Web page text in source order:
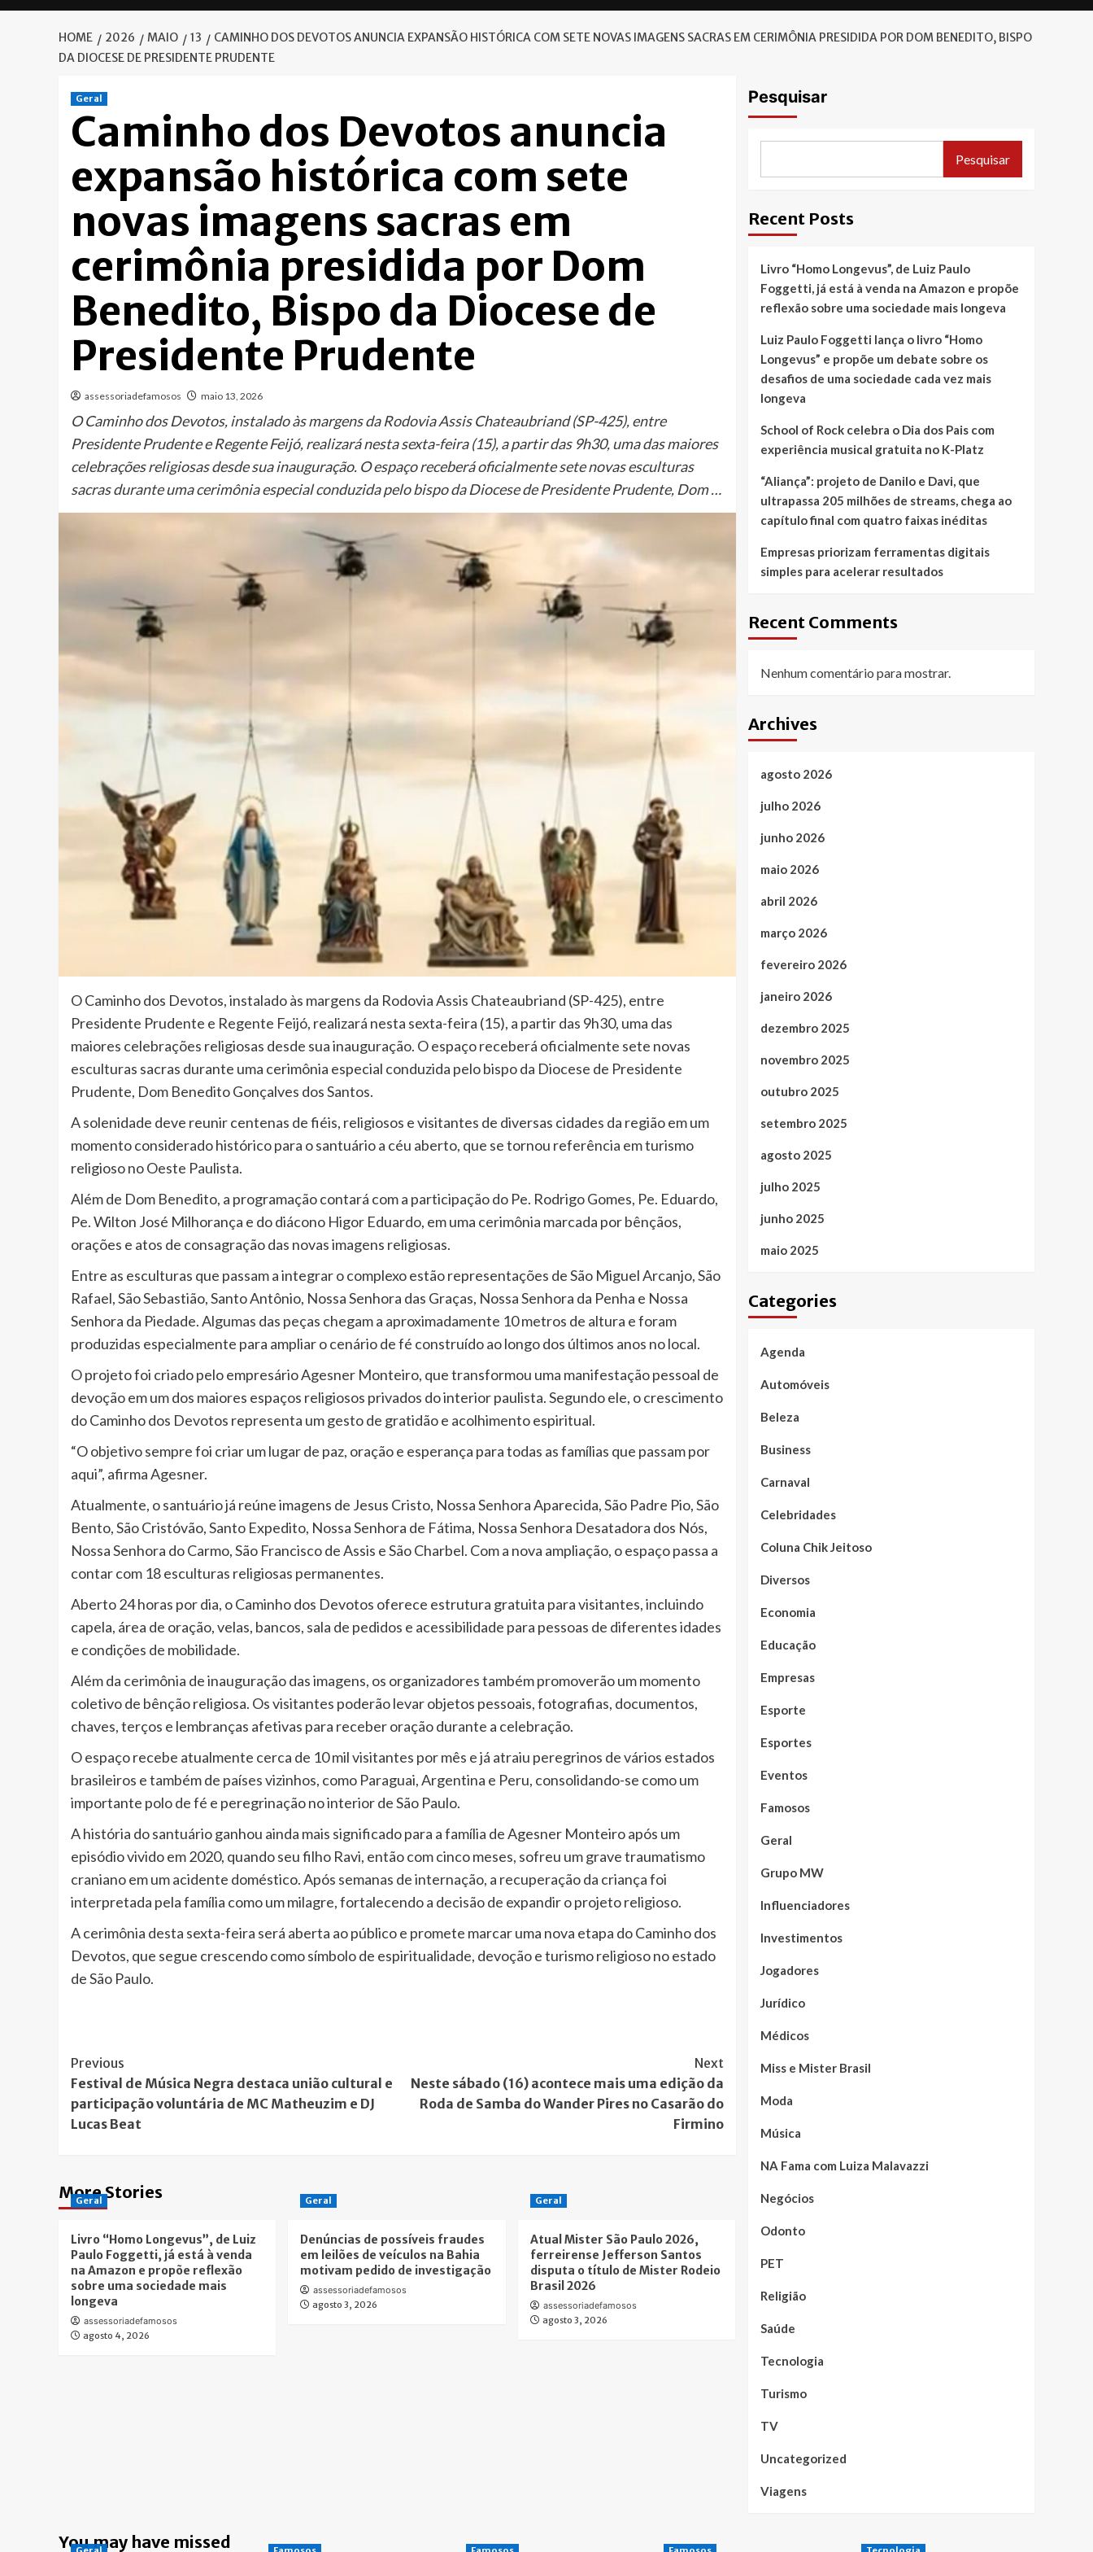
HOME 2026 MAIO 13
CAMINHO DOS DEVOTOS ANUNCIA EXPANSÃO HISTÓRICA COM SETE NOVAS IMAGENS SACRAS EM CERIMÔNIA PRESIDIDA POR DOM BENEDITO, BISPO
DA DIOCESE DE PRESIDENTE PRUDENTE
Geral
Caminho dos Devotos anuncia
expansão histórica com sete
novas imagens sacras em
cerimônia presidida por Dom
Benedito, Bispo da Diocese de
Presidente Prudente
assessoriadefamosos maio 13, 2026
O Caminho dos Devotos, instalado às margens da Rodovia Assis Chateaubriand (SP-425), entre
Presidente Prudente e Regente Feijó, realizará nesta sexta-feira (15), a partir das 9h30, uma das maiores
celebrações religiosas desde sua inauguração. O espaço receberá oficialmente sete novas esculturas
sacras durante uma cerimônia especial conduzida pelo bispo da Diocese de Presidente Prudente, Dom …
O Caminho dos Devotos, instalado às margens da Rodovia Assis Chateaubriand (SP-425), entre
Presidente Prudente e Regente Feijó, realizará nesta sexta-feira (15), a partir das 9h30, uma das
maiores celebrações religiosas desde sua inauguração. O espaço receberá oficialmente sete novas
esculturas sacras durante uma cerimônia especial conduzida pelo bispo da Diocese de Presidente
Prudente, Dom Benedito Gonçalves dos Santos.
A solenidade deve reunir centenas de fiéis, religiosos e visitantes de diversas cidades da região em um
momento considerado histórico para o santuário a céu aberto, que se tornou referência em turismo
religioso no Oeste Paulista.
Além de Dom Benedito, a programação contará com a participação do Pe. Rodrigo Gomes, Pe. Eduardo,
Pe. Wilton José Milhorança e do diácono Higor Eduardo, em uma cerimônia marcada por bênçãos,
orações e atos de consagração das novas imagens religiosas.
Entre as esculturas que passam a integrar o complexo estão representações de São Miguel Arcanjo, São
Rafael, São Sebastião, Santo Antônio, Nossa Senhora das Graças, Nossa Senhora da Penha e Nossa
Senhora da Piedade. Algumas das peças chegam a aproximadamente 10 metros de altura e foram
produzidas especialmente para ampliar o cenário de fé construído ao longo dos últimos anos no local.
O projeto foi criado pelo empresário Agesner Monteiro, que transformou uma manifestação pessoal de
devoção em um dos maiores espaços religiosos privados do interior paulista. Segundo ele, o crescimento
do Caminho dos Devotos representa um gesto de gratidão e acolhimento espiritual.
“O objetivo sempre foi criar um lugar de paz, oração e esperança para todas as famílias que passam por
aqui”, afirma Agesner.
Atualmente, o santuário já reúne imagens de Jesus Cristo, Nossa Senhora Aparecida, São Padre Pio, São
Bento, São Cristóvão, Santo Expedito, Nossa Senhora de Fátima, Nossa Senhora Desatadora dos Nós,
Nossa Senhora do Carmo, São Francisco de Assis e São Charbel. Com a nova ampliação, o espaço passa a
contar com 18 esculturas religiosas permanentes.
Aberto 24 horas por dia, o Caminho dos Devotos oferece estrutura gratuita para visitantes, incluindo
capela, área de oração, velas, bancos, sala de pedidos e acessibilidade para pessoas de diferentes idades
e condições de mobilidade.
Além da cerimônia de inauguração das imagens, os organizadores também promoverão um momento
coletivo de bênção religiosa. Os visitantes poderão levar objetos pessoais, fotografias, documentos,
chaves, terços e lembranças afetivas para receber oração durante a celebração.
O espaço recebe atualmente cerca de 10 mil visitantes por mês e já atraiu peregrinos de vários estados
brasileiros e também de países vizinhos, como Paraguai, Argentina e Peru, consolidando-se como um
importante polo de fé e peregrinação no interior de São Paulo.
A história do santuário ganhou ainda mais significado para a família de Agesner Monteiro após um
episódio vivido em 2020, quando seu filho Ravi, então com cinco meses, sofreu um grave traumatismo
craniano em um acidente doméstico. Após semanas de internação, a recuperação da criança foi
interpretada pela família como um milagre, fortalecendo a decisão de expandir o projeto religioso.
A cerimônia desta sexta-feira será aberta ao público e promete marcar uma nova etapa do Caminho dos
Devotos, que segue crescendo como símbolo de espiritualidade, devoção e turismo religioso no estado
de São Paulo.
Post
Navigation
Previous
Festival de Música Negra destaca união cultural e
participação voluntária de MC Matheuzim e DJ
Lucas Beat
Next
Neste sábado (16) acontece mais uma edição da
Roda de Samba do Wander Pires no Casarão do
Firmino
More Stories
Geral
Livro “Homo Longevus”, de Luiz
Paulo Foggetti, já está à venda
na Amazon e propõe reflexão
sobre uma sociedade mais
longeva
assessoriadefamosos
agosto 4, 2026
Geral
Denúncias de possíveis fraudes
em leilões de veículos na Bahia
motivam pedido de investigação
assessoriadefamosos
agosto 3, 2026
Geral
Atual Mister São Paulo 2026,
ferreirense Jefferson Santos
disputa o título de Mister Rodeio
Brasil 2026
assessoriadefamosos
agosto 3, 2026
Pesquisar
Pesquisar
Recent Posts
Livro “Homo Longevus”, de Luiz Paulo
Foggetti, já está à venda na Amazon e propõe
reflexão sobre uma sociedade mais longeva
Luiz Paulo Foggetti lança o livro “Homo
Longevus” e propõe um debate sobre os
desafios de uma sociedade cada vez mais
longeva
School of Rock celebra o Dia dos Pais com
experiência musical gratuita no K-Platz
“Aliança”: projeto de Danilo e Davi, que
ultrapassa 205 milhões de streams, chega ao
capítulo final com quatro faixas inéditas
Empresas priorizam ferramentas digitais
simples para acelerar resultados
Recent Comments
Nenhum comentário para mostrar.
Archives
agosto 2026
julho 2026
junho 2026
maio 2026
abril 2026
março 2026
fevereiro 2026
janeiro 2026
dezembro 2025
novembro 2025
outubro 2025
setembro 2025
agosto 2025
julho 2025
junho 2025
maio 2025
Categories
Agenda
Automóveis
Beleza
Business
Carnaval
Celebridades
Coluna Chik Jeitoso
Diversos
Economia
Educação
Empresas
Esporte
Esportes
Eventos
Famosos
Geral
Grupo MW
Influenciadores
Investimentos
Jogadores
Jurídico
Médicos
Miss e Mister Brasil
Moda
Música
NA Fama com Luiza Malavazzi
Negócios
Odonto
PET
Religião
Saúde
Tecnologia
Turismo
TV
Uncategorized
Viagens
You may have missed